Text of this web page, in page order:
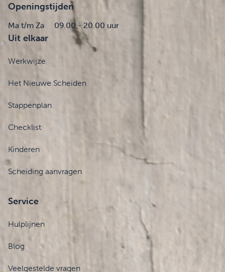
Openingstijden
Ma t/m Za 09.00 - 20.00 uur
Uit elkaar
Werkwijze
Het Nieuwe Scheiden
Stappenplan
Checklist
Kinderen
Scheiding aanvragen
Service
Hulplijnen
Blog
Veelgestelde vragen